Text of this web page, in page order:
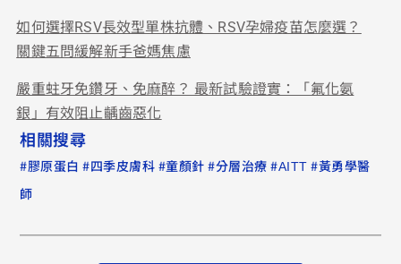
如何選擇RSV長效型單株抗體、RSV孕婦疫苗怎麼選？
關鍵五問緩解新手爸媽焦慮
嚴重蛀牙免鑽牙、免麻醉？ 最新試驗證實：「氟化氨
銀」有效阻止齲齒惡化
相關搜尋
#膠原蛋白 #四季皮膚科 #童顏針 #分層治療 #AITT #黃勇學醫
師